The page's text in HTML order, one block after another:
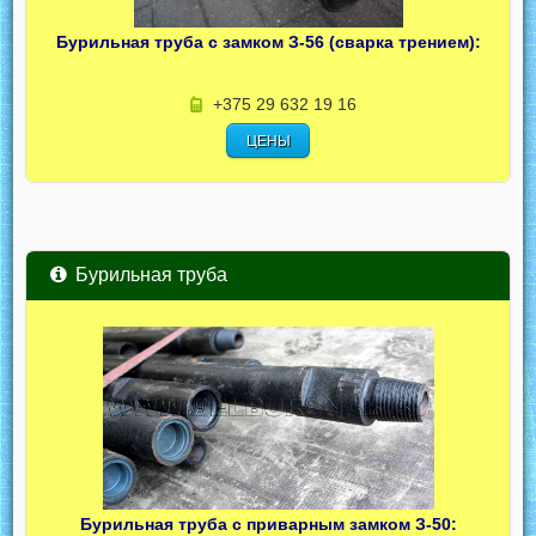
Бурильная труба с замком З-56 (сварка трением):
+375 29 632 19 16
ЦЕНЫ
Бурильная труба
Бурильная труба с приварным замком З-50: